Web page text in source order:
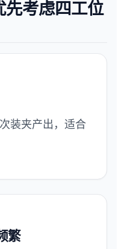
先考虑四工位
装夹产出，适合
繁